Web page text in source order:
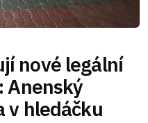
nové legální
Anenský
v hledáčku